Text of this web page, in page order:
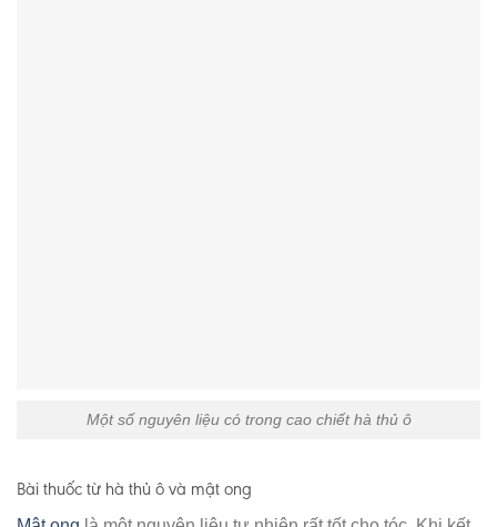
Một số nguyên liệu có trong cao chiết hà thủ ô
Bài thuốc từ hà thủ ô và mật ong